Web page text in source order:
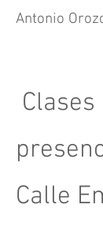
Antonio
Clases
Calle